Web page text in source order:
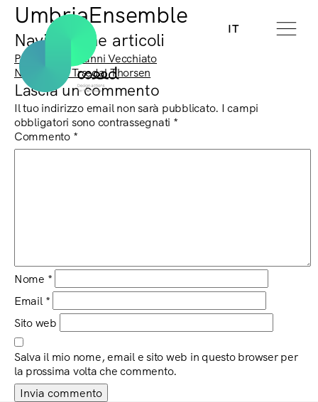
IT
UmbriaEnsemble
Navigazione articoli
Previous:
Giovanni Vecchiato
Next:
Kjetil Trædal Thorsen
Lascia un commento
Il tuo indirizzo email non sarà pubblicato. I campi
obbligatori sono contrassegnati *
Commento *
Nome *
Email *
Sito web
Salva il mio nome, email e sito web in questo browser per
la prossima volta che commento.